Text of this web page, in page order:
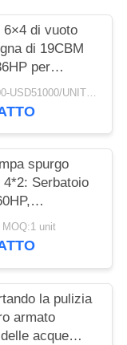
6×4 di vuoto
di 19CBM
per
chimica del
del carro
USD49800-USD51000/UNIT)negotiation MOQ:1 UNITÀ
spurgo
4*2: Serbatoio
8.00R20,
spurgo per
efficiente
MOQ:1 unit
la pulizia
armato
acque